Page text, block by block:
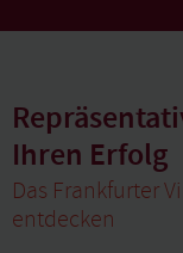
Ihren Erfolg
Das Frankfurter
entdecken